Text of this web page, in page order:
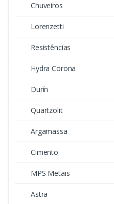
Chuveiros
Lorenzetti
Resistências
Hydra Corona
Durín
Quartzolit
Argamassa
Cimento
MPS Metais
Astra